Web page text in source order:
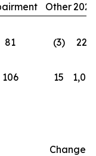
Other2025
81 (3)
220
106 15 1,016
Change